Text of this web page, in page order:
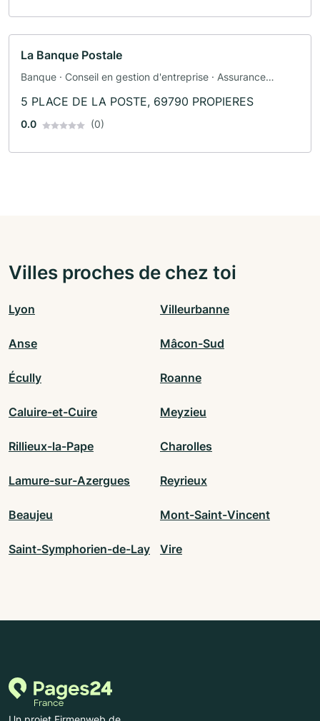
La Banque Postale
Banque · Conseil en gestion d'entreprise · Assurance
5 PLACE DE LA POSTE, 69790 PROPIERES
0.0 (0)
Villes proches de chez toi
Lyon Villeurbanne
Anse Mâcon-Sud
Écully Roanne
Caluire-et-Cuire Meyzieu
Rillieux-la-Pape Charolles
Lamure-sur-Azergues Reyrieux
Beaujeu Mont-Saint-Vincent
Saint-Symphorien-de-Lay Vire